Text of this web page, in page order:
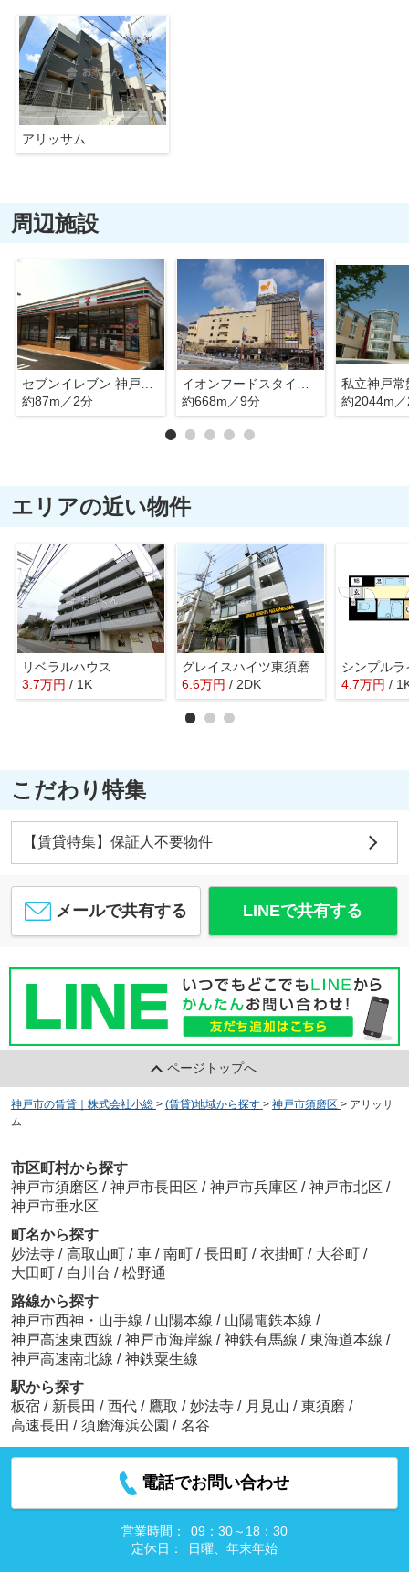
アリッサム
周辺施設
約87m／2分
約668m／9分
私立神戸常
約2044m
エリアの近い物件
リベラルハウス
3.7万円 / 1K
グレイスハイツ東須磨
6.6万円 / 2DK
シンプルラ
4.7万円 /
こだわり特集
【賃貸特集】保証人不要物件
メールで共有する LINEで共有する
ページトップへ
神戸市の賃貸｜株式会社小総 > (賃貸)地域から探す > 神戸市須磨区 > アリッサ
ム
市区町村から探す
神戸市須磨区 / 神戸市長田区 / 神戸市兵庫区 / 神戸市北区 /
神戸市垂水区
町名から探す
妙法寺 / 高取山町 / 車 / 南町 / 長田町 / 衣掛町 / 大谷町 /
大田町 / 白川台 / 松野通
路線から探す
神戸市西神・山手線 / 山陽本線 / 山陽電鉄本線 /
神戸高速東西線 / 神戸市海岸線 / 神鉄有馬線 / 東海道本線 /
神戸高速南北線 / 神鉄粟生線
駅から探す
板宿 / 新長田 / 西代 / 鷹取 / 妙法寺 / 月見山 / 東須磨 /
高速長田 / 須磨海浜公園 / 名谷
電話でお問い合わせ
営業時間：
09：30～18：30
定休日：
日曜、年末年始